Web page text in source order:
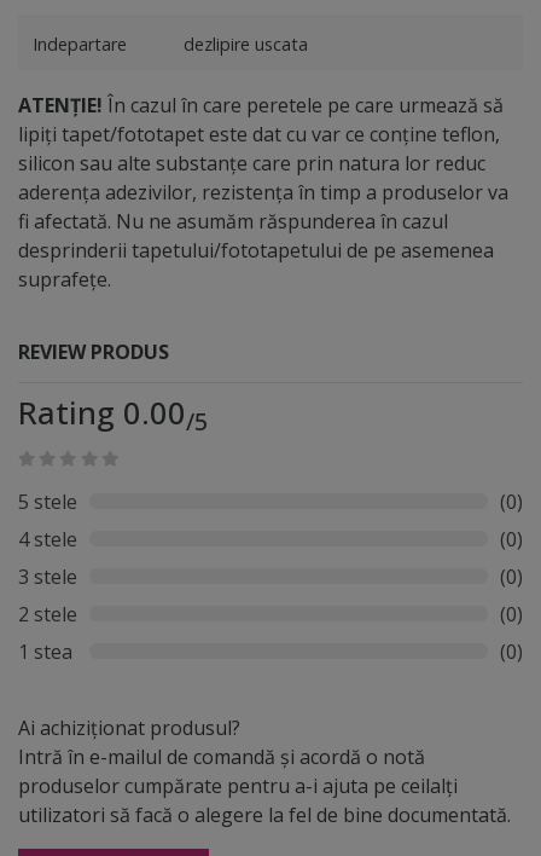
Indepartare dezlipire uscata
ATENȚIE! În cazul în care peretele pe care urmează să
lipiți tapet/fototapet este dat cu var ce conține teflon,
silicon sau alte substanțe care prin natura lor reduc
aderența adezivilor, rezistența în timp a produselor va
fi afectată. Nu ne asumăm răspunderea în cazul
desprinderii tapetului/fototapetului de pe asemenea
suprafețe.
REVIEW PRODUS
Rating 0.00/5
5 stele
(0)
4 stele
(0)
3 stele
(0)
2 stele
(0)
1 stea
(0)
Ai achiziționat produsul?
Intră în e-mailul de comandă și acordă o notă
produselor cumpărate pentru a-i ajuta pe ceilalți
utilizatori să facă o alegere la fel de bine documentată.